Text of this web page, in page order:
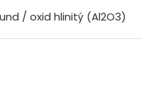
/ oxid hlinitý (Al2O3)